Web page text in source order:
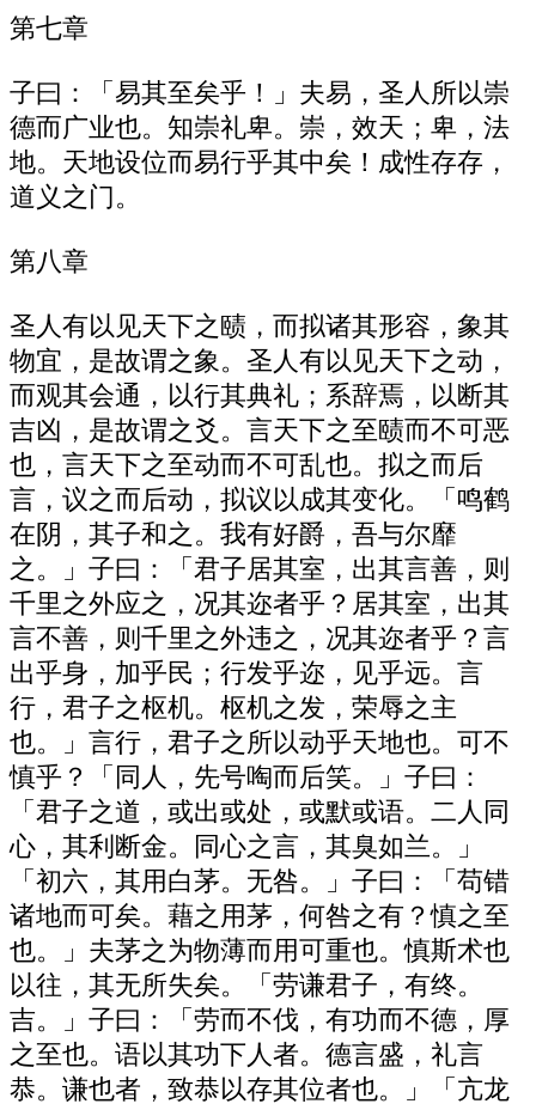
第七章
子曰：「易其至矣乎！」夫易，圣人所以崇
德而广业也。知崇礼卑。崇，效天；卑，法
地。天地设位而易行乎其中矣！成性存存，
道义之门。
第八章
圣人有以见天下之赜，而拟诸其形容，象其
物宜，是故谓之象。圣人有以见天下之动，
而观其会通，以行其典礼；系辞焉，以断其
吉凶，是故谓之爻。言天下之至赜而不可恶
也，言天下之至动而不可乱也。拟之而后
言，议之而后动，拟议以成其变化。「鸣鹤
在阴，其子和之。我有好爵，吾与尔靡
之。」子曰：「君子居其室，出其言善，则
千里之外应之，况其迩者乎？居其室，出其
言不善，则千里之外违之，况其迩者乎？言
出乎身，加乎民；行发乎迩，见乎远。言
行，君子之枢机。枢机之发，荣辱之主
也。」言行，君子之所以动乎天地也。可不
慎乎？「同人，先号啕而后笑。」子曰：
「君子之道，或出或处，或默或语。二人同
心，其利断金。同心之言，其臭如兰。」
「初六，其用白茅。无咎。」子曰：「苟错
诸地而可矣。藉之用茅，何咎之有？慎之至
也。」夫茅之为物薄而用可重也。慎斯术也
以往，其无所失矣。「劳谦君子，有终。
吉。」子曰：「劳而不伐，有功而不德，厚
之至也。语以其功下人者。德言盛，礼言
恭。谦也者，致恭以存其位者也。」「亢龙